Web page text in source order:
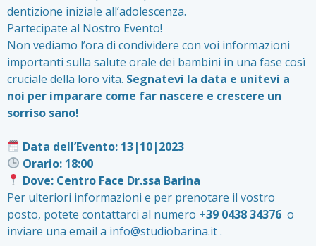
dentizione iniziale all’adolescenza.
Partecipate al Nostro Evento!
Non vediamo l’ora di condividere con voi informazioni
importanti sulla salute orale dei bambini in una fase così
cruciale della loro vita. Segnatevi la data e unitevi a
noi per imparare come far nascere e crescere un
sorriso sano!
Data dell’Evento: 13|10|2023
Orario: 18:00
Dove: Centro Face Dr.ssa Barina
Per ulteriori informazioni e per prenotare il vostro
posto, potete contattarci al numero +39 0438 34376 o
inviare una email a info@studiobarina.it.